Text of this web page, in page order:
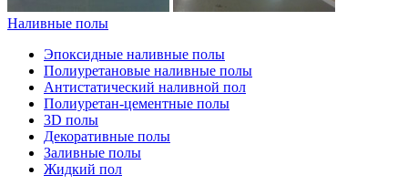
Наливные полы
Эпоксидные наливные полы
Полиуретановые наливные полы
Антистатический наливной пол
Полиуретан-цементные полы
3D полы
Декоративные полы
Заливные полы
Жидкий пол